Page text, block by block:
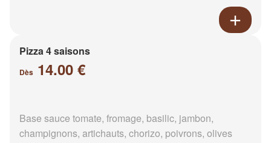
Pizza 4 saisons
Dès 14.00 €
Base sauce tomate, fromage, basilic, jambon,
champignons, artichauts, chorizo, poivrons, olives